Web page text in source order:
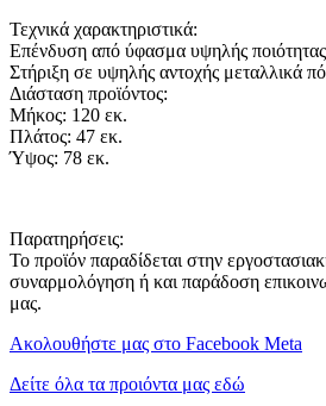
Τεχνικά χαρακτηριστικά:
Επένδυση από ύφασμα υψηλής
Στήριξη σε υψηλής αντοχής μεταλλικά
Διάσταση προϊόντος:
Μήκος: 120 εκ.
Πλάτος: 47 εκ.
Ύψος: 78 εκ.
Παρατηρήσεις:
Το προϊόν παραδίδεται στην
συναρμολόγηση ή και παράδοση
μας.
Ακολουθήστε μας στο Facebook Meta
Δείτε όλα τα προιόντα μας εδώ